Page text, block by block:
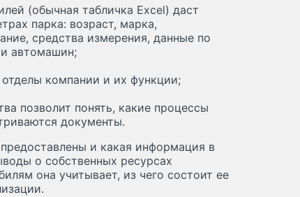
(обычная табличка Excel) даст
парка: возраст, марка,
средства измерения, данные по
автомашин;
компании и их функции;
позволит понять, какие процессы
документы.
и какая информация в
о собственных ресурсах
она учитывает, из чего состоит ее